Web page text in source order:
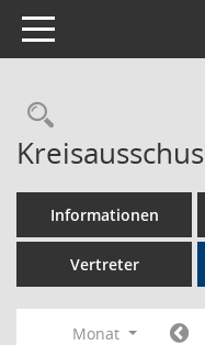
Toggle navigation
Informationen
Vertreter
Monat